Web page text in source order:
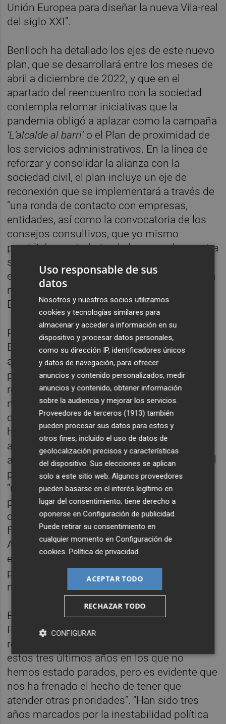
Unión Europea para diseñar la nueva Vila-real
del siglo XXI”.
Benlloch ha detallado los ejes de este nuevo
plan, que se desarrollará entre los meses de
abril a diciembre de 2022, y que en el
apartado del reencuentro con la sociedad
contempla retomar iniciativas que la
pandemia obligó a aplazar como la campaña
‘L’alcalde al barri’o el Plan de proximidad de
los servicios administrativos. En la línea de
reforzar y consolidar la alianza con la
sociedad civil, el plan incluye un eje de
reconexión que se implementará a través de
“una ronda de contacto con empresas,
entidades, así como la convocatoria de los
consejos consultivos, que yo mismo
presidiré, para trabajar de la mano de nuestra
sociedad civil, como siempre hemos hecho,
en el diseño y la definición del proyecto de la
nueva Vila-real del siglo XXI”, ha explicado
Benlloch.
Para hacer posible este renacimiento,
Benlloch ha desgranado las principales
acciones, que pasan por redefinir el
presupuesto de 2022 “con el fin de
reequilibrar las cuentas y adaptarlas a la
nueva realidad que ha supuesto la escalada
de costes energéticos y la inflación, que nos
ha impactado también de forma importante
a los ayuntamientos”. Además, el alcalde ha
anunciado que mantendrá activa la Mesa del
pacto local por el renacimiento de Vila-real,
“un órgano de diálogo con los grupos
políticos que puede seguir siendo útil para
consensuar medidas en esta nueva etapa”.
Finalmente, el inicio de los trabajos de la
Agenda Urbana, a través de la subvención
europea obtenida por el Ayuntamiento, “nos
permitirán definir la Vila-real de 2030, la
nueva Vila-real del siglo XXI”.
El primer edil ha incidido en que este nuevo
Plan RRR contempla “acciones dirigidas a
recuperar cuanto antes el tiempo perdido en
estos tres últimos años en los que no
hemos estado parados, pero es evidente que
nos ha frenado el hecho de tener que
atender otras prioridades”. “Han sido tres
años marcados por la inestabilidad política
Uso responsable de sus
datos
Nosotros y nuestros socios utilizamos
cookies y tecnologías similares para
almacenar y acceder a información en su
dispositivo y procesar datos personales,
como su dirección IP, identificadores únicos
y datos de navegación, para ofrecer
anuncios y contenido personalizados, medir
anuncios y contenido, obtener información
sobre la audiencia y mejorar los servicios.
Proveedores de terceros (1913) también
pueden procesar sus datos para estos y
otros fines, incluido el uso de datos de
geolocalización precisos y características
del dispositivo. Sus elecciones se aplican
solo a este sitio web. Algunos proveedores
pueden basarse en el interés legítimo en
lugar del consentimiento; tiene derecho a
oponerse enConfiguración de publicidad.
Puede retirar su consentimiento en
cualquier momento enConfiguración de
cookies.Política de privacidad
ACEPTAR TODO
RECHAZAR TODO
CONFIGURAR